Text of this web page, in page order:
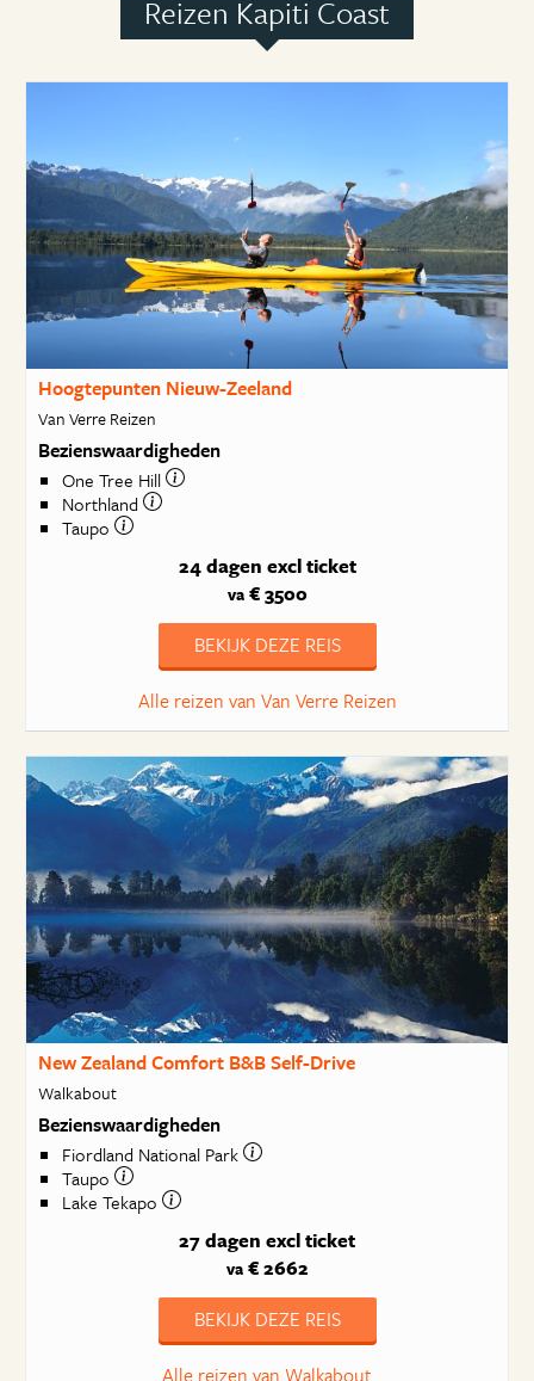
Reizen Kapiti Coast
Hoogtepunten Nieuw-Zeeland
Van Verre Reizen
Bezienswaardigheden
One Tree Hill
Northland
Taupo
24 dagen excl ticket
va€ 3500
BEKIJK DEZE REIS
Alle reizen van Van Verre Reizen
New Zealand Comfort B&B Self-Drive
Walkabout
Bezienswaardigheden
Fiordland National Park
Taupo
Lake Tekapo
27 dagen excl ticket
va€ 2662
BEKIJK DEZE REIS
Alle reizen van Walkabout